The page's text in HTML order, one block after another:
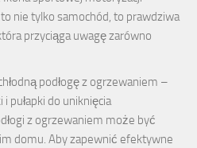
to nie tylko samochód, to prawdziwa
przyciąga uwagę zarówno
podłogę z ogrzewaniem –
pułapki do uniknięcia
z ogrzewaniem może być
domu. Aby zapewnić efektywne